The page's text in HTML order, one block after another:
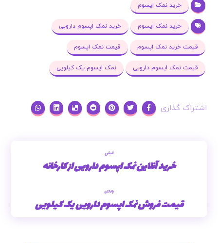
خرید نمک اپسوم
خرید نمک اپسوم خرید نمک اپسوم دارویی
قیمت خرید نمک اپسوم قیمت نمک اپسوم
قیمت نمک اپسوم دارویی نمک اپسوم یک کیلویی
قبلی
خرید آنلاین نمک اپسوم دارویی از کارخانه
بعدی
قیمت فروش نمک اپسوم دارویی یک کیلویی